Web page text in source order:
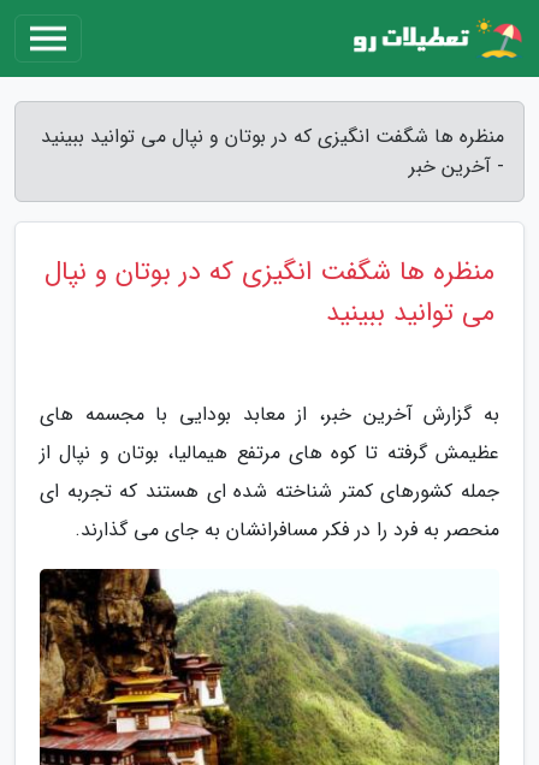
منظره ها شگفت انگیزی که در بوتان و نپال می توانید ببینید
- آخرین خبر
منظره ها شگفت انگیزی که در بوتان و نپال
می توانید ببینید
به گزارش آخرین خبر، از معابد بودایی با مجسمه های
عظیمش گرفته تا کوه های مرتفع هیمالیا، بوتان و نپال از
جمله کشورهای کمتر شناخته شده ای هستند که تجربه ای
منحصر به فرد را در فکر مسافرانشان به جای می گذارند.